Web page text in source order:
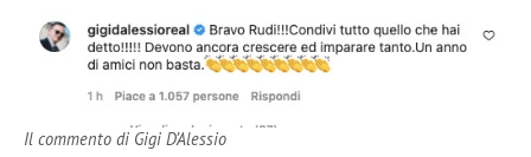
Il commento di Gigi D’Alessio